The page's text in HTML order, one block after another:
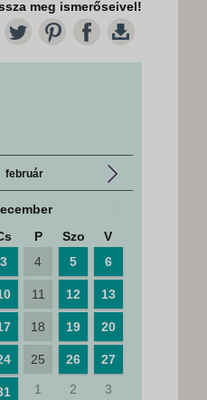
meg ismerőseivel!
február március
P Szo
V
3 4 5 6
11 12 13
18 19 20
25 26 27
1 2 3